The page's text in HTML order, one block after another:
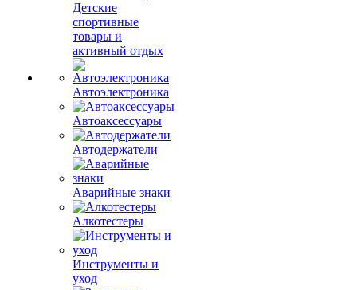
Детские
спортивные
товары и
активный отдых
Автоэлектроника
Автоаксессуары
Автодержатели
Аварийные знаки
Алкотестеры
Инструменты и
уход